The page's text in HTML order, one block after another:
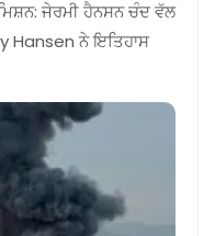
ਜੇਰਮੀ ਹੈਨਸਨ ਚੰਦ ਵੱਲ
Hansen ਨੇ ਇਤਿਹਾਸ